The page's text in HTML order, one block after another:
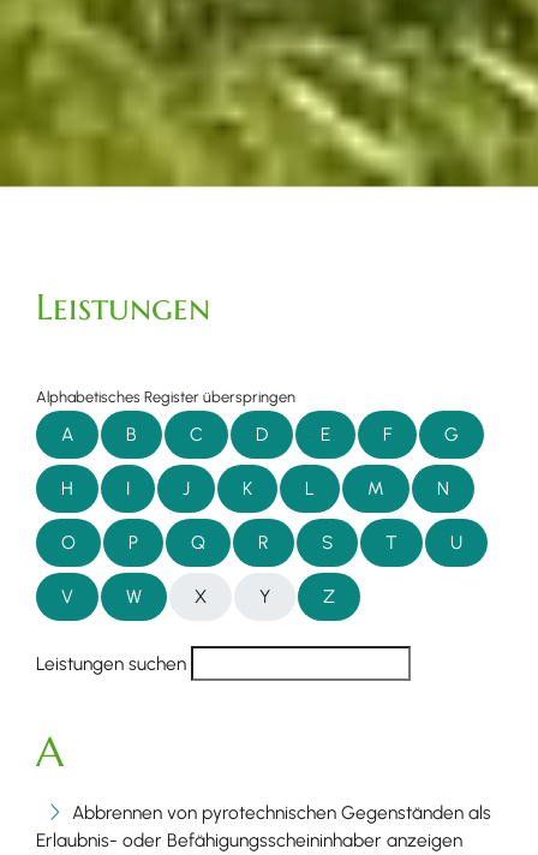
Leistungen
Alphabetisches Register überspringen
A B C D E F G
H I J K L M N
O P Q R S T U
V W X Y Z
Leistungen suchen
A
Abbrennen von pyrotechnischen Gegenständen als
Erlaubnis- oder Befähigungsscheininhaber anzeigen